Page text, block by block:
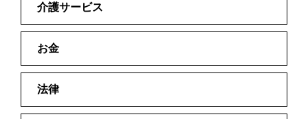
介護サービス
お金
法律